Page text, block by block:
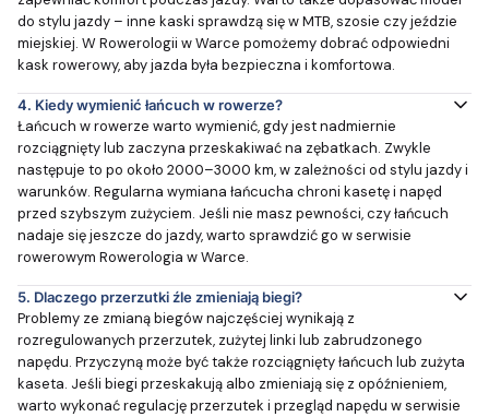
do stylu jazdy – inne kaski sprawdzą się w MTB, szosie czy jeździe
miejskiej. W Rowerologii w Warce pomożemy dobrać odpowiedni
kask rowerowy, aby jazda była bezpieczna i komfortowa.
4. Kiedy wymienić łańcuch w rowerze?
Łańcuch w rowerze warto wymienić, gdy jest nadmiernie
rozciągnięty lub zaczyna przeskakiwać na zębatkach. Zwykle
następuje to po około 2000–3000 km, w zależności od stylu jazdy i
warunków. Regularna wymiana łańcucha chroni kasetę i napęd
przed szybszym zużyciem. Jeśli nie masz pewności, czy łańcuch
nadaje się jeszcze do jazdy, warto sprawdzić go w serwisie
rowerowym Rowerologia w Warce.
5. Dlaczego przerzutki źle zmieniają biegi?
Problemy ze zmianą biegów najczęściej wynikają z
rozregulowanych przerzutek, zużytej linki lub zabrudzonego
napędu. Przyczyną może być także rozciągnięty łańcuch lub zużyta
kaseta. Jeśli biegi przeskakują albo zmieniają się z opóźnieniem,
warto wykonać regulację przerzutek i przegląd napędu w serwisie